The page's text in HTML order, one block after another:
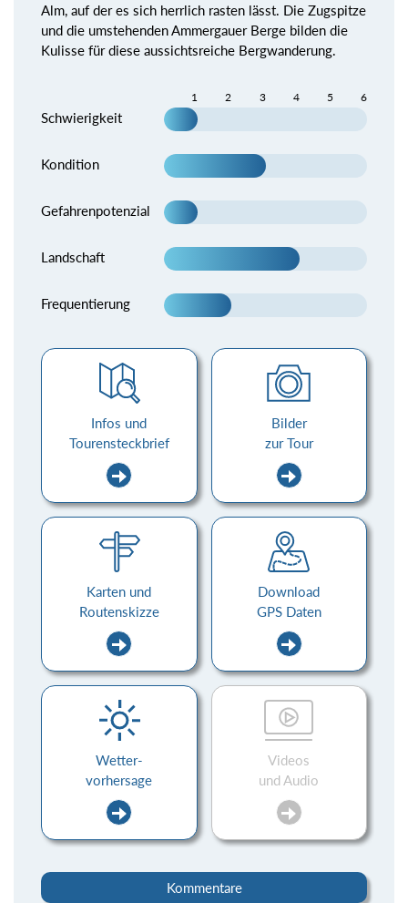
Alm, auf der es sich herrlich rasten lässt. Die Zugspitze
und die umstehenden Ammergauer Berge bilden die
Kulisse für diese aussichtsreiche Bergwanderung.
1 2 3 4 5 6
Schwierigkeit
Kondition
Gefahrenpotenzial
Landschaft
Frequentierung
Infos und
Tourensteckbrief
Bilder
zur Tour
Karten und
Routenskizze
Download
GPS Daten
Wetter-
vorhersage
Videos
und Audio
Kommentare